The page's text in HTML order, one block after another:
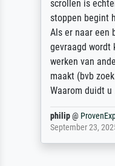
scrollen is
stoppen begint
Als er naar een
gevraagd wordt
werken van
maakt (bvb
Waarom duidt u
philip@
September 23,